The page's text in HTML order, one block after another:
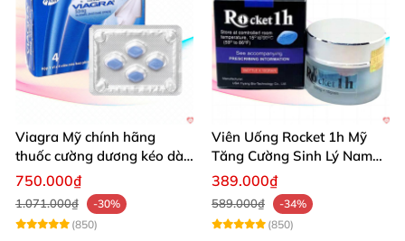
Viagra Mỹ chính hãng
thuốc cường dương kéo dài
thời gian hiệu quả cho Nam
750.000₫
1.071.000₫
-30%
(850)
Viên Uống Rocket 1h Mỹ
Tăng Cường Sinh Lý Nam
Hỗ Trợ Mạnh
389.000₫
589.000₫
-34%
(850)